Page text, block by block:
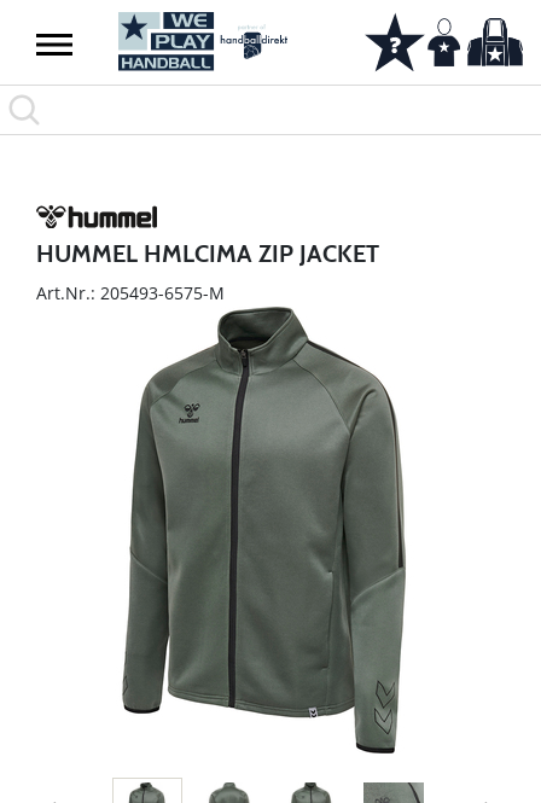
HUMMEL HMLCIMA ZIP JACKET
Art.Nr.: 205493-6575-M